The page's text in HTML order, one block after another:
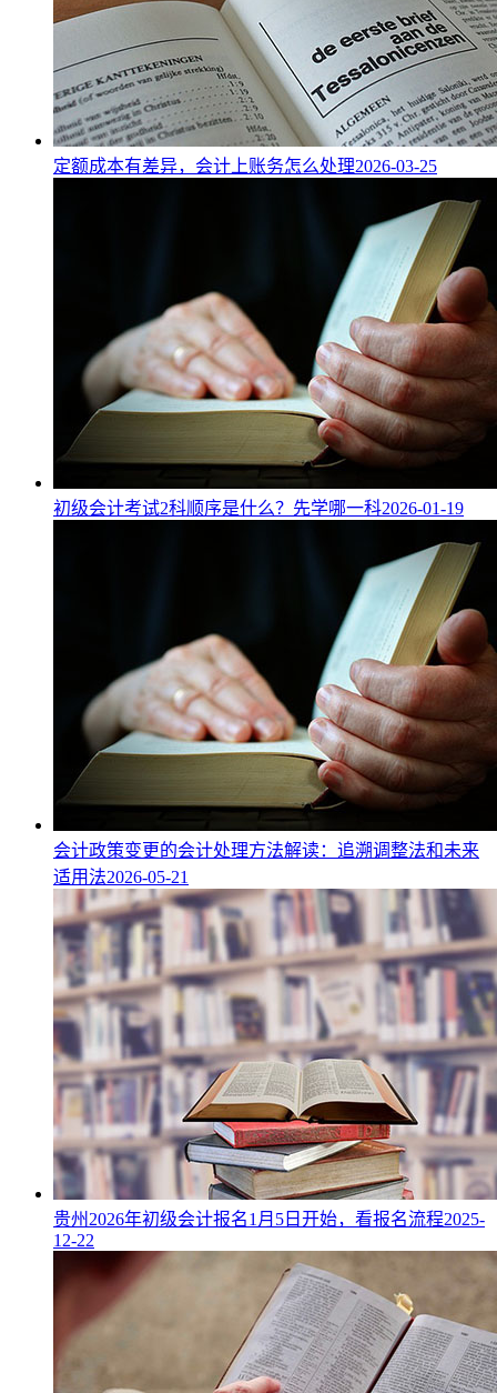
定额成本有差异，会计上账务怎么处理2026-03-25
初级会计考试2科顺序是什么？先学哪一科2026-01-19
会计政策变更的会计处理方法解读：追溯调整法和未来
适用法2026-05-21
贵州2026年初级会计报名1月5日开始，看报名流程2025-
12-22